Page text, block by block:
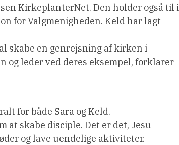
KirkeplanterNet. Den holder også til i
for Valgmenigheden. Keld har lagt
skabe en genrejsning af kirken i
og leder ved deres eksempel, forklarer
for både Sara og Keld.
at skabe disciple. Det er det, Jesu
og lave uendelige aktiviteter.